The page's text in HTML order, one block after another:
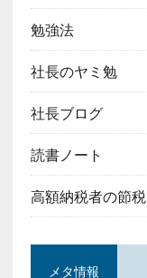
勉強法
社長のヤミ勉
社長ブログ
読書ノート
高額納税者の節税
メタ情報